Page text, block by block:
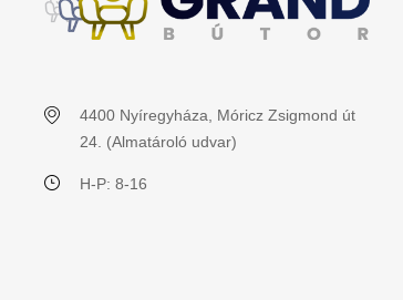
4400 Nyíregyháza, Móricz Zsigmond út
24. (Almatároló udvar)
H-P: 8-16